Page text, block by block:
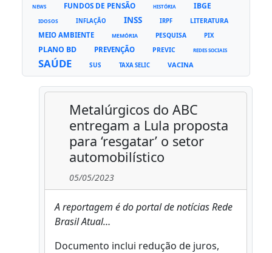
NEWS FUNDOS DE PENSÃO HISTÓRIA IBGE
IDOSOS INFLAÇÃO INSS IRPF LITERATURA
MEIO AMBIENTE MEMÓRIA PESQUISA PIX
PLANO BD PREVENÇÃO PREVIC REDES SOCIAIS
SAÚDE SUS TAXA SELIC VACINA
Metalúrgicos do ABC
entregam a Lula proposta
para ‘resgatar’ o setor
automobilístico
05/05/2023
A reportagem é do portal de notícias Rede
Brasil Atual…
Documento inclui redução de juros,